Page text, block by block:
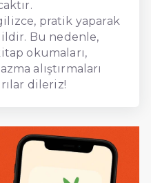
pratik yaparak
Bu nedenle,
okumaları,
alıştırmaları
dileriz!